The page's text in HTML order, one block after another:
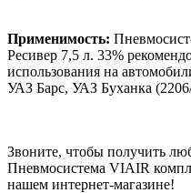
Применимость:
Ресивер 7,5 л. 33%
использования на
УАЗ Барс, УАЗ Буханка
Звоните, чтобы получить
Пневмосистема VIAIR
нашем интернет-магазине!